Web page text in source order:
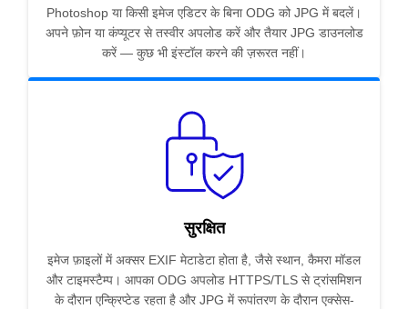
Photoshop या किसी इमेज एडिटर के बिना ODG को JPG में बदलें।
अपने फ़ोन या कंप्यूटर से तस्वीर अपलोड करें और तैयार JPG डाउनलोड
करें — कुछ भी इंस्टॉल करने की ज़रूरत नहीं।
सुरक्षित
इमेज फ़ाइलों में अक्सर EXIF मेटाडेटा होता है, जैसे स्थान, कैमरा मॉडल
और टाइमस्टैम्प। आपका ODG अपलोड HTTPS/TLS से ट्रांसमिशन
के दौरान एन्क्रिप्टेड रहता है और JPG में रूपांतरण के दौरान एक्सेस-